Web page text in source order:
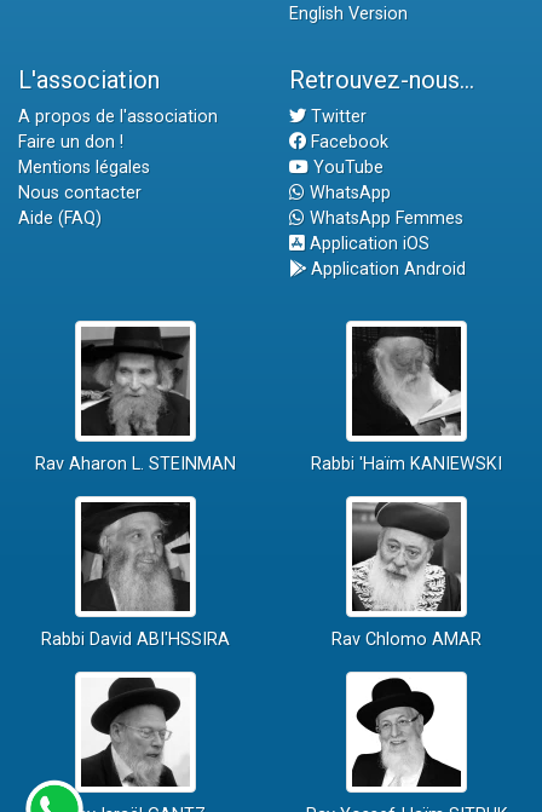
English Version
L'association
A propos de l'association
Faire un don !
Mentions légales
Nous contacter
Aide (FAQ)
Retrouvez-nous...
Twitter
Facebook
YouTube
WhatsApp
WhatsApp Femmes
Application iOS
Application Android
Rav Aharon L. STEINMAN Rabbi 'Haïm KANIEWSKI
Rabbi David ABI'HSSIRA Rav Chlomo AMAR